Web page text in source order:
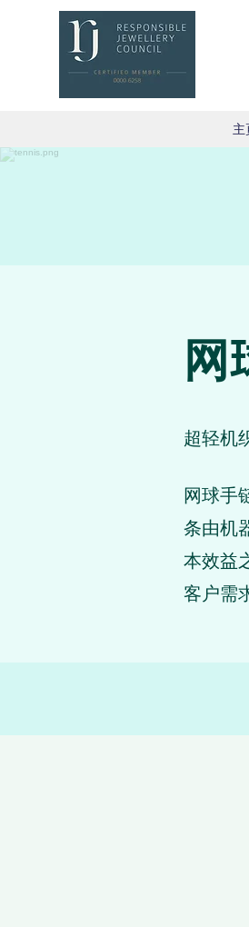
主
网
超轻机
网球手
条由机
本效益
客户需